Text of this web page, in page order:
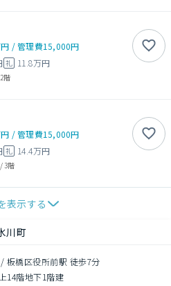
/管理費15,000円
礼 11.8万円
2階
/管理費15,000円
礼 14.4万円
/3階
表示する
川町
板橋区役所前駅 徒歩7分
14階地下1階建